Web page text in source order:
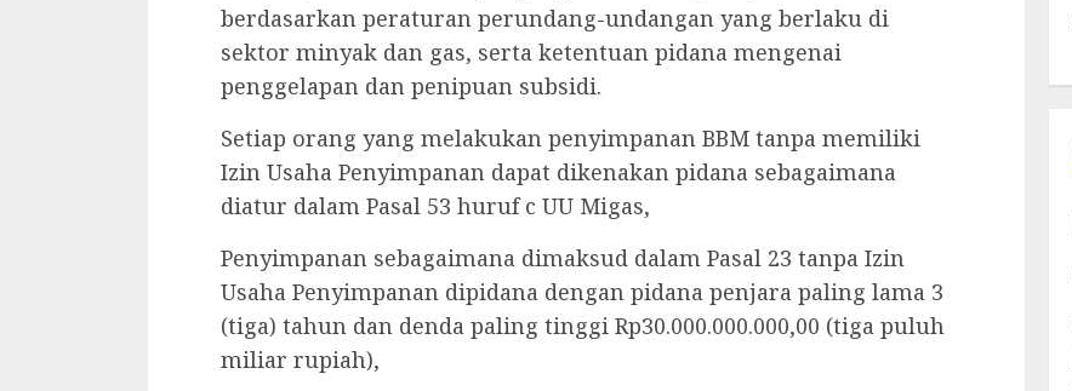
berdasarkan peraturan perundang-undangan yang berlaku di
sektor minyak dan gas, serta ketentuan pidana mengenai
penggelapan dan penipuan subsidi.
‎Setiap orang yang melakukan penyimpanan BBM tanpa memiliki
Izin Usaha Penyimpanan dapat dikenakan pidana sebagaimana
diatur dalam Pasal 53 huruf c UU Migas,
‎Penyimpanan sebagaimana dimaksud dalam Pasal 23 tanpa Izin
Usaha Penyimpanan dipidana dengan pidana penjara paling lama 3
(tiga) tahun dan denda paling tinggi Rp30.000.000.000,00 (tiga puluh
miliar rupiah),